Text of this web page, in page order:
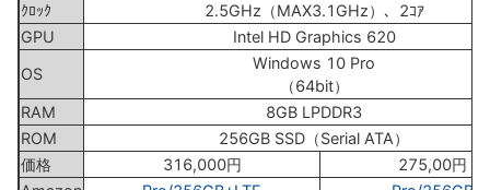
ｸﾛｯｸ
2.5GHz（MAX3.1GHz）、2ｺｱ
GPU
Intel HD Graphics 620
OS
Windows 10 Pro
（64bit）
RAM
8GB LPDDR3
ROM
256GB SSD（Serial ATA）
価格
316,000円
275,00円